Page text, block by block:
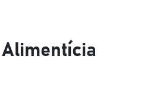
Alimentícia